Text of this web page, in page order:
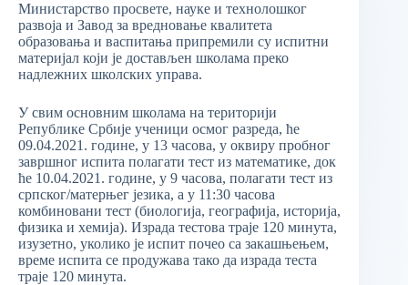
Министарство просвете, науке и технолошког
развоја и Завод за вредновање квалитета
образовања и васпитања припремили су испитни
материјал који је достављен школама преко
надлежних школских управа.
У свим основним школама на територији
Републике Србије ученици осмог разреда, ће
09.04.2021. године, у 13 часова, у оквиру пробног
завршног испита полагати тест из математике, док
ће 10.04.2021. године, у 9 часова, полагати тест из
српског/матерњег језика, а у 11:30 часова
комбиновани тест (биологија, географија, историја,
физика и хемија). Израда тестова траје 120 минута,
изузетно, уколико је испит почео са закашњењем,
време испита се продужава тако да израда теста
траје 120 минута.